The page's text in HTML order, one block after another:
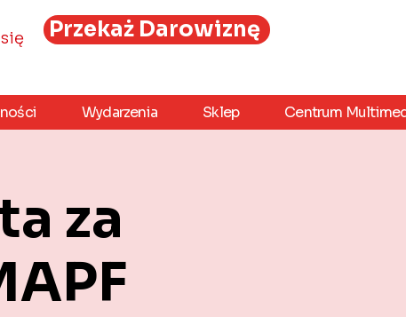
Przekaż Darowiznę
Wydarzenia Sklep Centrum
za